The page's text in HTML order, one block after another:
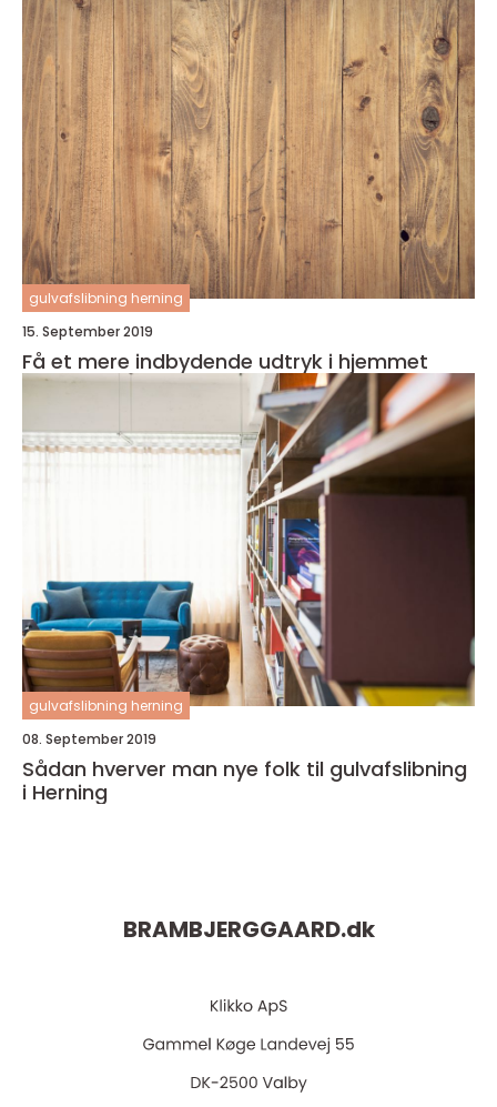
gulvafslibning herning
15. September 2019
Få et mere indbydende udtryk i hjemmet
gulvafslibning herning
08. September 2019
Sådan hverver man nye folk til gulvafslibning
i Herning
BRAMBJERGGAARD.dk